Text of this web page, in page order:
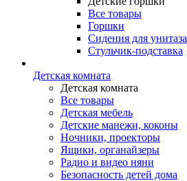
Все товары
Горшки
Сидения для унитаза
Стульчик-подставка
Детская комната
Детская комната
Все товары
Детская мебель
Детские манежи, коконы
Ночники, проекторы
Ящики, органайзеры
Радио и видео няни
Безопасность детей дома